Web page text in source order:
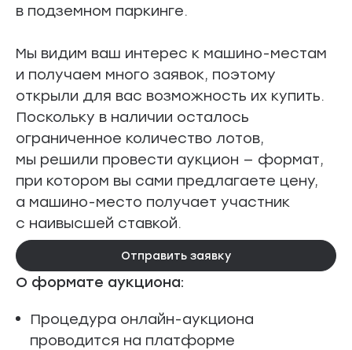
в подземном паркинге.
Мы видим ваш интерес к машино-местам
и получаем много заявок, поэтому
открыли для вас возможность их купить.
Поскольку в наличии осталось
ограниченное количество лотов,
мы решили провести аукцион — формат,
при котором вы сами предлагаете цену,
а машино-место получает участник
с наивысшей ставкой.
Отправить заявку
О формате аукциона:
Процедура онлайн-аукциона
проводится на платформе